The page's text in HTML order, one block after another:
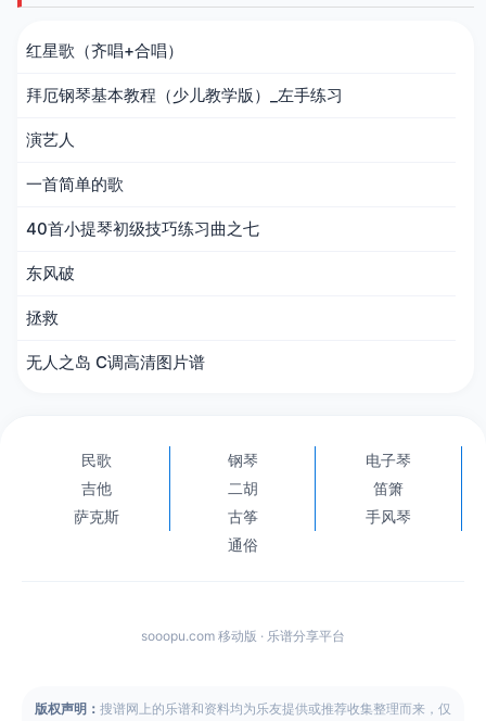
红星歌（齐唱+合唱）
拜厄钢琴基本教程（少儿教学版）_左手练习
演艺人
一首简单的歌
40首小提琴初级技巧练习曲之七
东风破
拯救
无人之岛 C调高清图片谱
民歌 钢琴
电子琴
吉他
二胡
笛箫
萨克斯
古筝
手风琴
通俗
sooopu.com 移动版 · 乐谱分享平台
版权声明： 搜谱网上的乐谱和资料均为乐友提供或推荐收集整理而来，仅